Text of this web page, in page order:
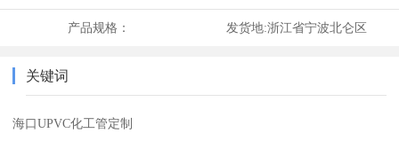
产品规格： 发货地:浙江省宁波北仑区
关键词
海口UPVC化工管定制